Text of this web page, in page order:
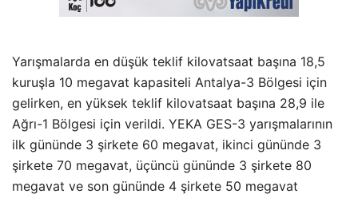
Yarışmalarda en düşük teklif kilovatsaat başına 18,5
kuruşla 10 megavat kapasiteli Antalya-3 Bölgesi için
gelirken, en yüksek teklif kilovatsaat başına 28,9 ile
Ağrı-1 Bölgesi için verildi. YEKA GES-3 yarışmalarının
ilk gününde 3 şirkete 60 megavat, ikinci gününde 3
şirkete 70 megavat, üçüncü gününde 3 şirkete 80
megavat ve son gününde 4 şirkete 50 megavat